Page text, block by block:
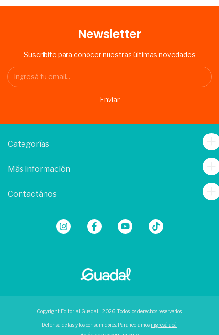
Newsletter
Suscribite para conocer nuestras últimas novedades
Categorías
Más información
Contactános
Copyright Editorial Guadal - 2026. Todos los derechos reservados.
Defensa de las y los consumidores. Para reclamos ingresá acá.